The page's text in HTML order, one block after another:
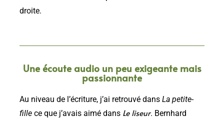
droite.
Une écoute audio un peu exigeante mais
passionnante
Au niveau de l’écriture, j’ai retrouvé dans La petite-
fille ce que j’avais aimé dans Le liseur. Bernhard